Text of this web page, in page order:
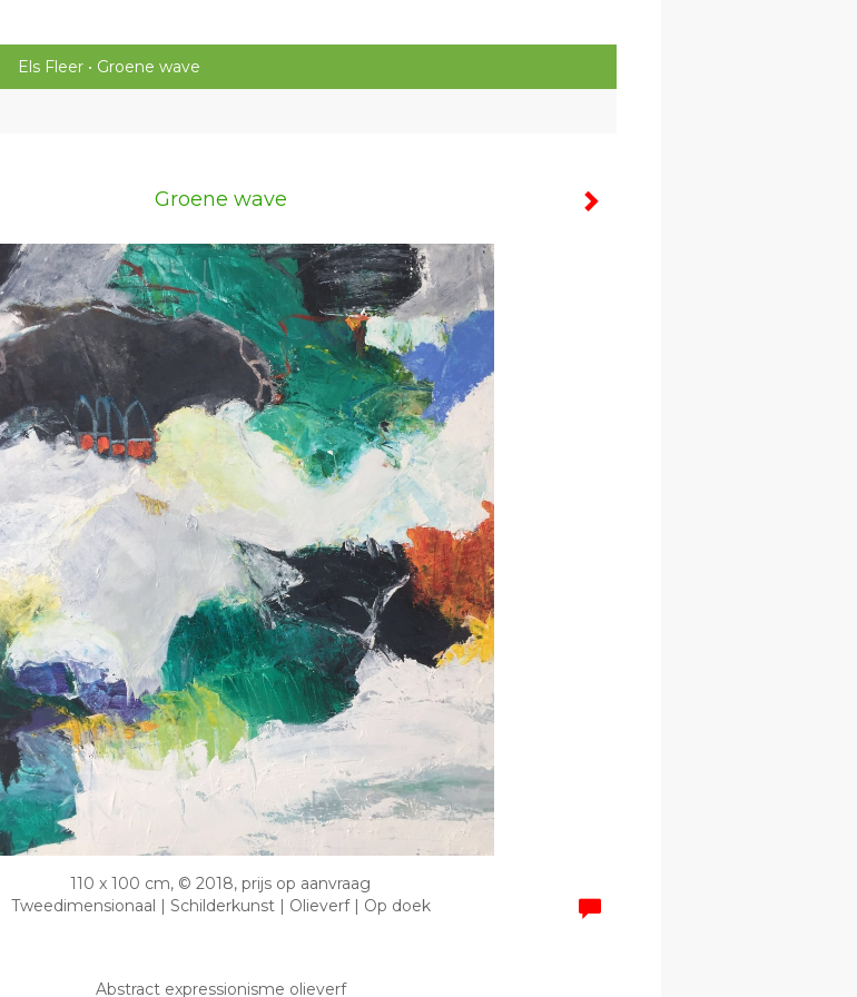
Els Fleer Groene wave
Groene wave
110 x 100 cm, © 2018, prijs op aanvraag
Tweedimensionaal | Schilderkunst | Olieverf | Op doek
Abstract expressionisme olieverf